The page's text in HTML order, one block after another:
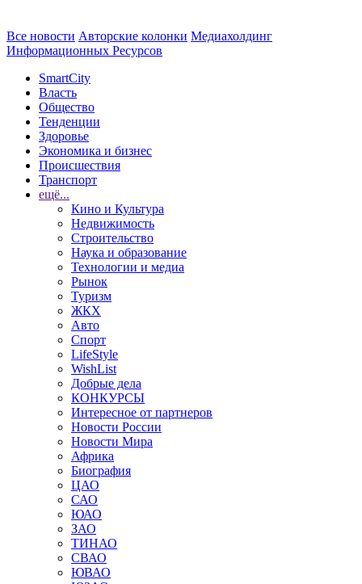
Все новости Авторские колонки Медиахолдинг
Информационных Ресурсов
SmartCity
Власть
Общество
Тенденции
Здоровье
Экономика и бизнес
Происшествия
Транспорт
ещё...
Кино и Культура
Недвижимость
Строительство
Наука и образование
Технологии и медиа
Рынок
Туризм
ЖКХ
Авто
Спорт
LifeStyle
WishList
Добрые дела
КОНКУРСЫ
Интересное от партнеров
Новости России
Новости Мира
Африка
Биография
ЦАО
САО
ЮАО
ЗАО
ТИНАО
СВАО
ЮВАО